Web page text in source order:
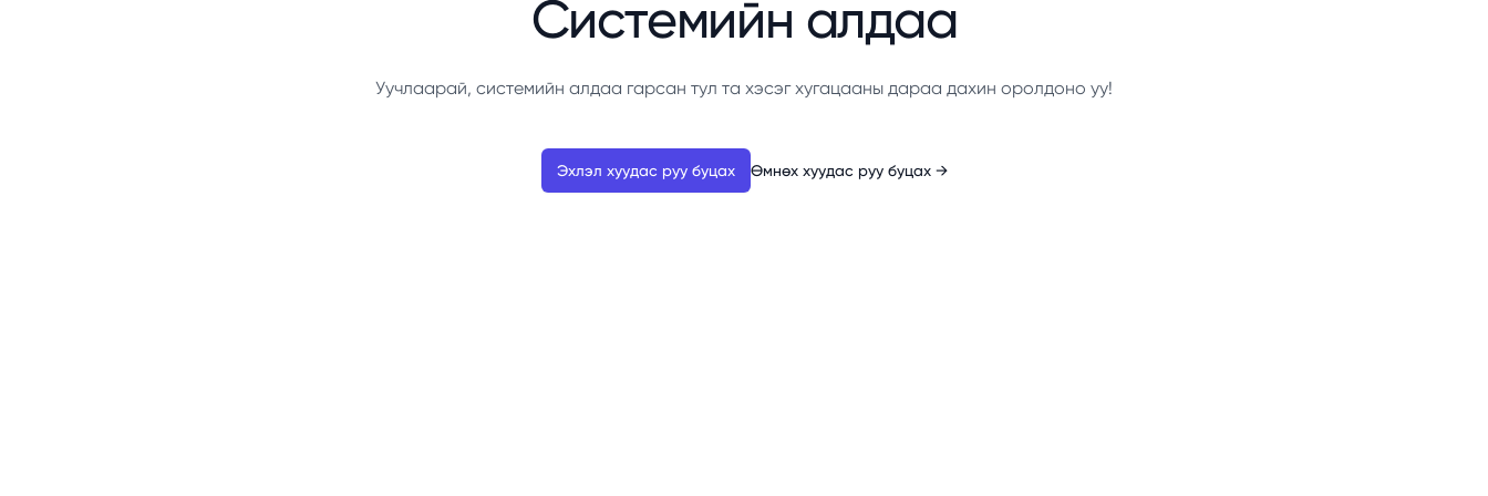
Системийн алдаа
Уучлаарай, системийн алдаа гарсан тул та хэсэг хугацааны дараа дахин оролдоно уу!
Эхлэл хуудас руу буцах Өмнөх хуудас руу буцах →